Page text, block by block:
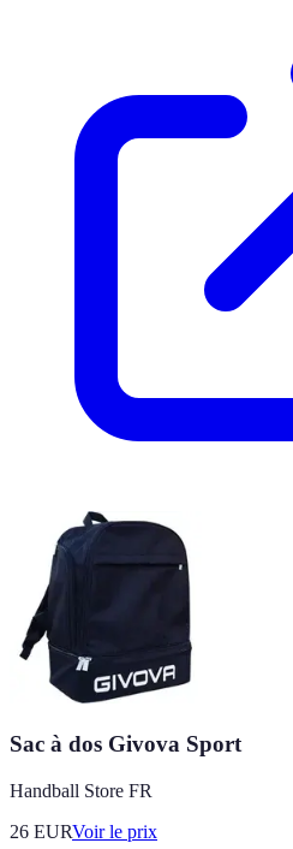
Sac à dos Givova Sport
Handball Store FR
26 EURVoir le prix